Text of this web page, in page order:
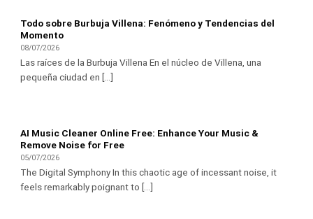
Todo sobre Burbuja Villena: Fenómeno y Tendencias del
Momento
08/07/2026
Las raíces de la Burbuja Villena En el núcleo de Villena, una
pequeña ciudad en [...]
AI Music Cleaner Online Free: Enhance Your Music &
Remove Noise for Free
05/07/2026
The Digital Symphony In this chaotic age of incessant noise, it
feels remarkably poignant to [...]